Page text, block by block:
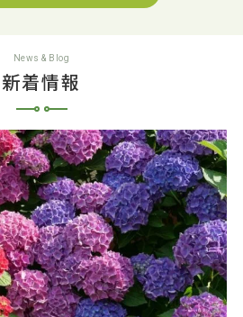
News & Blog
新着情報